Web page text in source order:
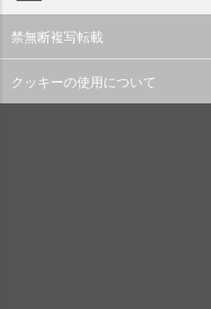
禁無断複写転載
クッキーの使用について